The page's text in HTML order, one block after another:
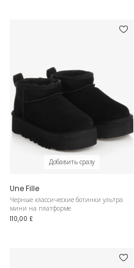
Добавить сразу
Une Fille
Черные классические ботинки ультра
мини на платформе
110,00 £